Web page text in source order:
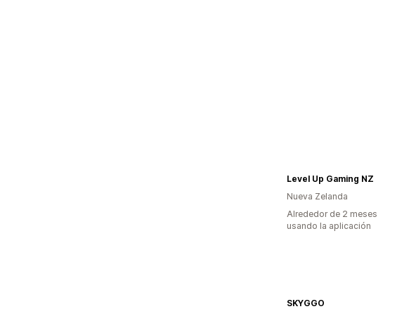
Level Up Gaming NZ
Nueva Zelanda
Alrededor de 2 meses
usando la aplicación
SKYGGO